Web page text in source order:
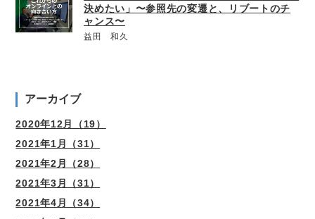
決めたい」〜参照先の変遷と、リブートのチ
ャンス〜
益田 和久
アーカイブ
2020年12月（19）
2021年1月（31）
2021年2月（28）
2021年3月（31）
2021年4月（34）